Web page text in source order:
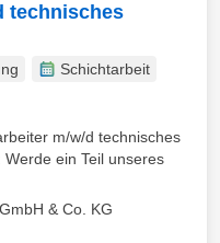
technisches
Schichtarbeit
m/w/d technisches
Werde ein Teil unseres
& Co. KG